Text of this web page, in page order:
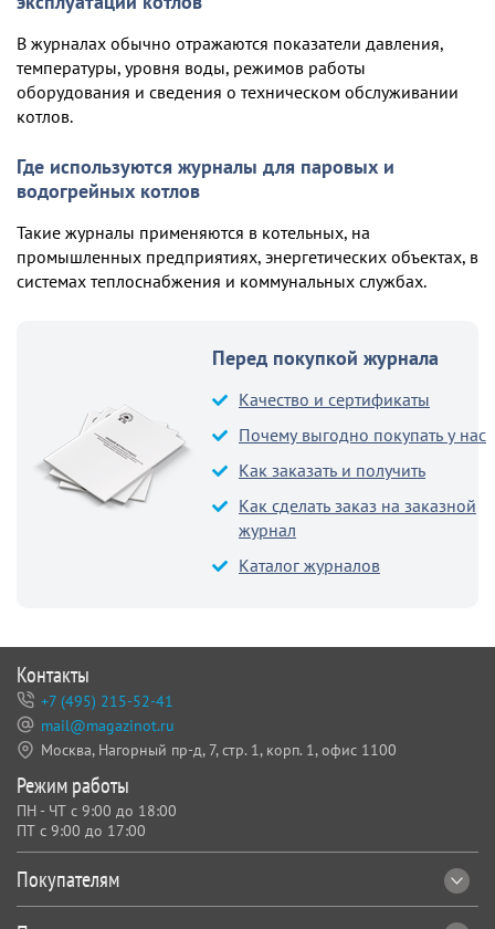
В журналах обычно отражаются показатели давления,
температуры, уровня воды, режимов работы
оборудования и сведения о техническом обслуживании
котлов.
Где используются журналы для паровых и
водогрейных котлов
Такие журналы применяются в котельных, на
промышленных предприятиях, энергетических объектах, в
системах теплоснабжения и коммунальных службах.
Перед покупкой журнала
Качество и сертификаты
Почему выгодно покупать у нас
Как заказать и получить
Как сделать заказ на заказной
журнал
Каталог журналов
Покупателям
Контакты
+7 (495) 215-52-41
mail@magazinot.ru
Москва, Нагорный пр-д, 7, стр. 1, корп. 1, офис 1100
Режим работы
ПН - ЧТ с 9:00 до 18:00
ПТ с 9:00 до 17:00